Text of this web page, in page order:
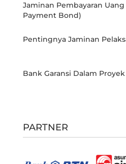
Jaminan Pembayaran
Payment Bond)
Pentingnya Jaminan
Bank Garansi Dalam
PARTNER